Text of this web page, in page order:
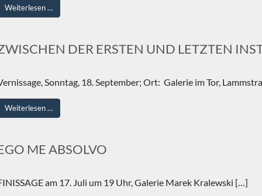
Weiterlesen …
DER ERSTEN UND LETZTEN
Sonntag, 18. September; Ort: Galerie im Tor,
Weiterlesen …
ME ABSOLVO
am 17. Juli um 19 Uhr, Galerie Marek Kralewski […]